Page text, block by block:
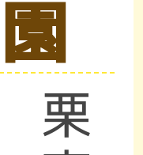
園
栗